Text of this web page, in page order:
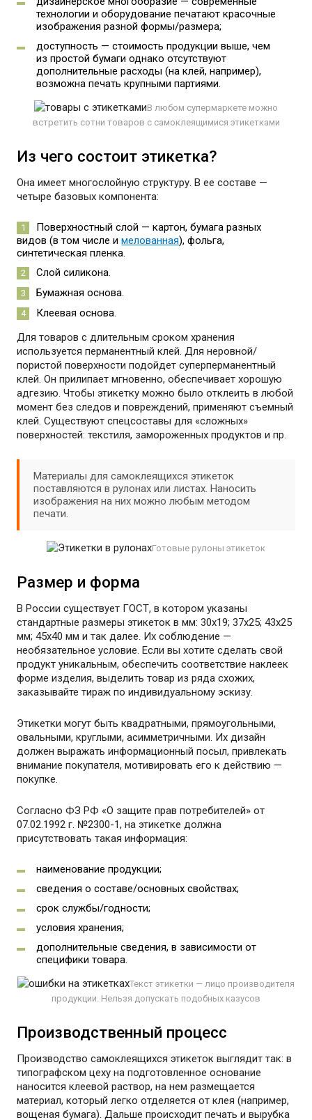
технологии и оборудование печатают красочные
изображения разной формы/размера;
доступность — стоимость продукции выше, чем
из простой бумаги однако отсутствуют
дополнительные расходы (на клей, например),
возможна печать крупными партиями.
В любом супермаркете можно
встретить сотни товаров с самоклеящимися этикетками
Из чего состоит этикетка?
Она имеет многослойную структуру. В ее составе —
четыре базовых компонента:
Поверхностный слой — картон, бумага разных
видов (в том числе имелованная), фольга,
синтетическая пленка.
Слой силикона.
Бумажная основа.
Клеевая основа.
Для товаров с длительным сроком хранения
используется перманентный клей. Для неровной/
пористой поверхности подойдет суперперманентный
клей. Он прилипает мгновенно, обеспечивает хорошую
адгезию. Чтобы этикетку можно было отклеить в любой
момент без следов и повреждений, применяют съемный
клей. Существуют спецсоставы для «сложных»
поверхностей: текстиля, замороженных продуктов и пр.
Материалы для самоклеящихся этикеток
поставляются в рулонах или листах. Наносить
изображения на них можно любым методом
печати.
Готовые рулоны этикеток
Размер и форма
В России существует ГОСТ, в котором указаны
стандартные размеры этикеток в мм: 30х19; 37х25; 43х25
мм; 45х40 мм и так далее. Их соблюдение —
необязательное условие. Если вы хотите сделать свой
продукт уникальным, обеспечить соответствие наклеек
форме изделия, выделить товар из ряда схожих,
заказывайте тираж по индивидуальному эскизу.
Этикетки могут быть квадратными, прямоугольными,
овальными, круглыми, асимметричными. Их дизайн
должен выражать информационный посыл, привлекать
внимание покупателя, мотивировать его к действию —
покупке.
Согласно ФЗ РФ «О защите прав потребителей» от
07.02.1992 г. №2300-1, на этикетке должна
присутствовать такая информация:
наименование продукции;
сведения о составе/основных свойствах;
срок службы/годности;
условия хранения;
дополнительные сведения, в зависимости от
специфики товара.
Текст этикетки — лицо производителя
продукции. Нельзя допускать подобных казусов
Производственный процесс
Производство самоклеящихся этикеток выглядит так: в
типографском цеху на подготовленное основание
наносится клеевой раствор, на нем размещается
материал, который легко отделяется от клея (например,
вощеная бумага). Дальше происходит печать и вырубка